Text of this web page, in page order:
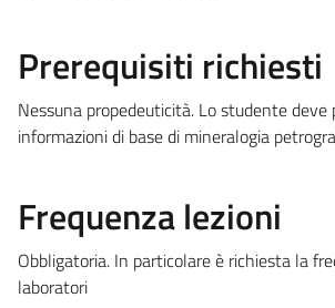
Prerequisiti richiesti
Nessuna propedeuticità. Lo studente deve
informazioni di base di mineralogia
Frequenza lezioni
Obbligatoria. In particolare è richiesta la
laboratori